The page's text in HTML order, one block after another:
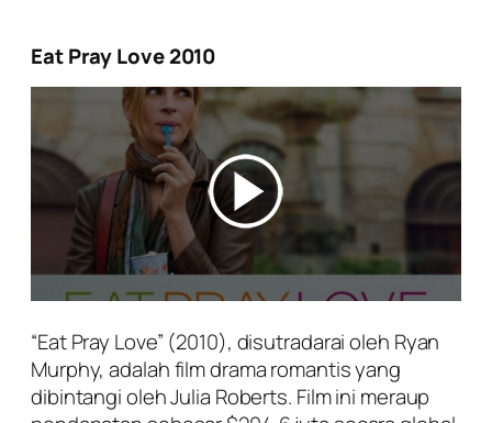
Eat Pray Love 2010
“Eat Pray Love” (2010), disutradarai oleh Ryan
Murphy, adalah film drama romantis yang
dibintangi oleh Julia Roberts. Film ini meraup